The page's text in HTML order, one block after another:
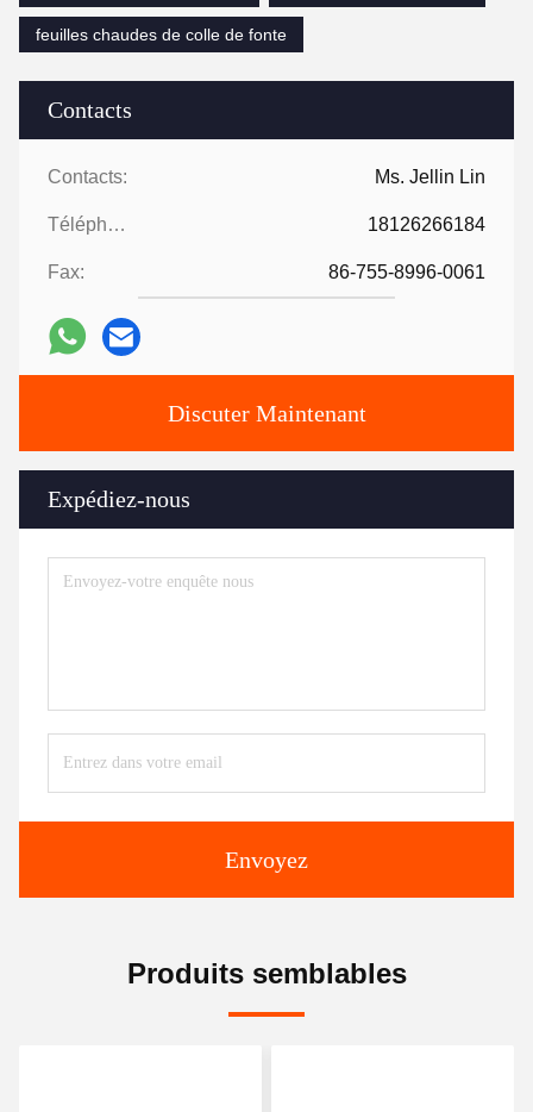
Contacts
Contacts: Ms. Jellin Lin
Téléphone: 18126266184
Fax: 86-755-8996-0061
Discuter Maintenant
Expédiez-nous
Envoyez
feuilles chaudes de colle de fonte
Produits semblables